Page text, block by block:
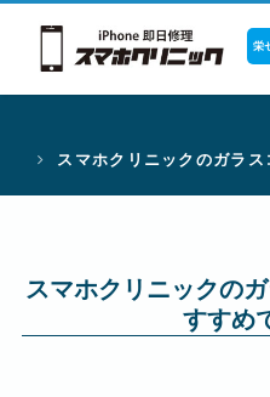
栄
スマホクリニックのガラ
スマホクリニックの
すすめ